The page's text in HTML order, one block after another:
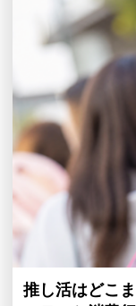
推し活はどこ